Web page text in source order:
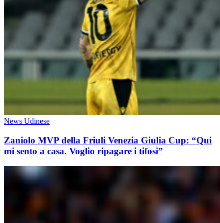
News Udinese
Zaniolo MVP della Friuli Venezia Giulia Cup: “Qui
mi sento a casa. Voglio ripagare i tifosi”